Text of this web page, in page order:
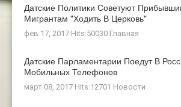
Датские Политики Советуют
Мигрантам "ходить В Церковь"
фев 17, 2017 Hits:50030 Главная
Датские Парламентарии Поедут В
Мобильных Телефонов
март 08, 2017 Hits:12701 Новости